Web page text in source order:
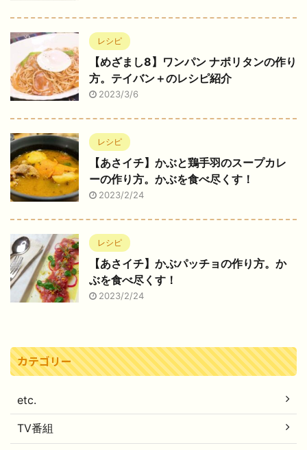
レシピ
【めざまし8】ワンパン ナポリタンの作り
方。テイバン＋のレシピ紹介
2023/3/6
レシピ
【あさイチ】かぶと鶏手羽のスープカレ
ーの作り方。かぶを食べ尽くす！
2023/2/24
レシピ
【あさイチ】かぶパッチョの作り方。か
ぶを食べ尽くす！
2023/2/24
カテゴリー
etc.
TV番組